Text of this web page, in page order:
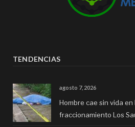
TENDENCIAS
agosto 7, 2026
Hombre cae sin vida
fraccionamiento Los